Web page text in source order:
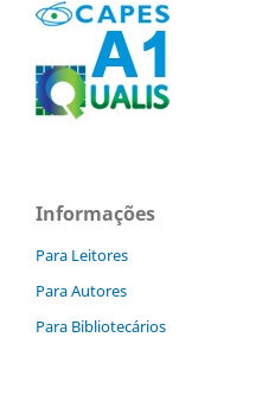
Informações
Para Leitores
Para Autores
Para Bibliotecários